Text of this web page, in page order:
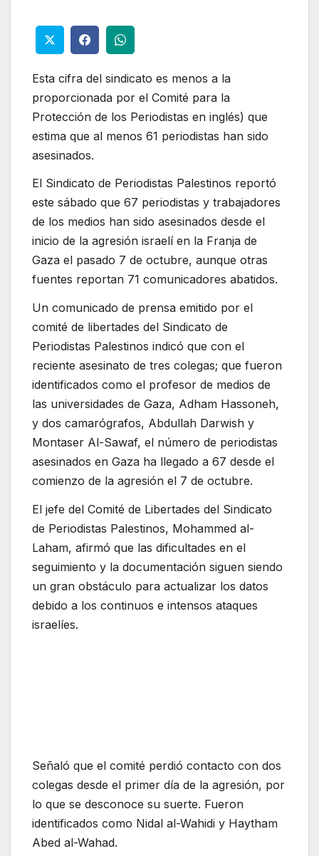
Esta cifra del sindicato es menos a la
proporcionada por el Comité para la
Protección de los Periodistas en inglés) que
estima que al menos 61 periodistas han sido
asesinados.
El Sindicato de Periodistas Palestinos reportó
este sábado que 67 periodistas y trabajadores
de los medios han sido asesinados desde el
inicio de la agresión israelí en la Franja de
Gaza el pasado 7 de octubre, aunque otras
fuentes reportan 71 comunicadores abatidos.
Un comunicado de prensa emitido por el
comité de libertades del Sindicato de
Periodistas Palestinos indicó que con el
reciente asesinato de tres colegas; que fueron
identificados como el profesor de medios de
las universidades de Gaza, Adham Hassoneh,
y dos camarógrafos, Abdullah Darwish y
Montaser Al-Sawaf, el número de periodistas
asesinados en Gaza ha llegado a 67 desde el
comienzo de la agresión el 7 de octubre.
El jefe del Comité de Libertades del Sindicato
de Periodistas Palestinos, Mohammed al-
Laham, afirmó que las dificultades en el
seguimiento y la documentación siguen siendo
un gran obstáculo para actualizar los datos
debido a los continuos e intensos ataques
israelíes.
Señaló que el comité perdió contacto con dos
colegas desde el primer día de la agresión, por
lo que se desconoce su suerte. Fueron
identificados como Nidal al-Wahidi y Haytham
Abed al-Wahad.